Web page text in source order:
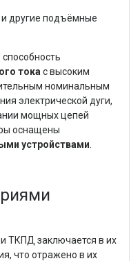
другие подъёмные
тока с высоким
номинальным
электрической дуги,
мощных цепей
оснащены
устройствами
ТКПД заключается в их
что отражено в их